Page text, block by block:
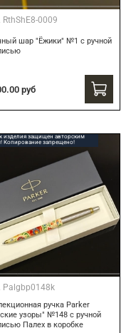
RthShE8-0009
шар "Ёжики" №1 с ручной
руб
изделия защищен авторским
Копирование запрещено!
Palgbp0148k
ручка Parker
узоры" №148 с ручной
Палех в коробке